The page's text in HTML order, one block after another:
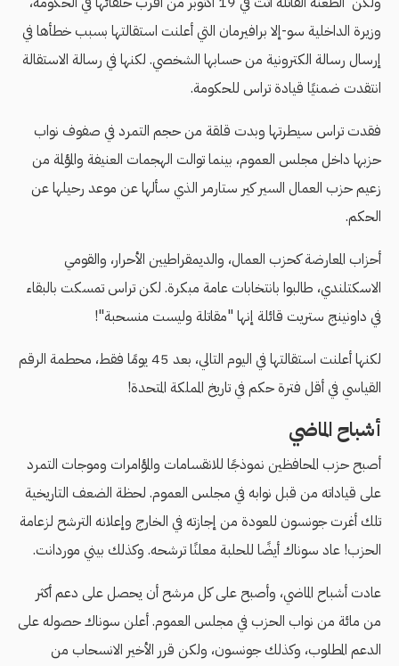
وزيرة الداخلية سو-إلا برافيرمان التي أعلنت استقالتها بسبب خطأها في
إرسال رسالة الكترونية من حسابها الشخصي. لكنها في رسالة الاستقالة
انتقدت ضمنيًا قيادة تراس للحكومة.
فقدت تراس سيطرتها وبدت قلقة من حجم التمرد في صفوف نواب
حزبها داخل مجلس العموم، بينما توالت الهجمات العنيفة والمؤلمة من
زعيم حزب العمال السير كير ستارمر الذي سألها عن موعد رحيلها عن
الحكم.
أحزاب المعارضة كحزب العمال، والديمقراطيين الأحرار، والقومي
الاسكتلندي، طالبوا بانتخابات عامة مبكرة. لكن تراس تمسكت بالبقاء
في داونينج ستريت قائلة إنها "مقاتلة وليست منسحبة"!
لكنها أعلنت استقالتها في اليوم التالي، بعد 45 يومًا فقط، محطمة الرقم
القياسي في أقل فترة حكم في تاريخ المملكة المتحدة!
أشباح الماضي
أصبح حزب المحافظين نموذجًا للانقسامات والمؤامرات وموجات التمرد
على قياداته من قبل نوابه في مجلس العموم. لحظة الضعف التاريخية
تلك أغرت جونسون للعودة من إجازته في الخارج وإعلانه الترشح لزعامة
الحزب! عاد سوناك أيضًا للحلبة معلنًا ترشحه. وكذلك بيني موردانت.
عادت أشباح الماضي، وأصبح على كل مرشح أن يحصل على دعم أكثر
من مائة من نواب الحزب في مجلس العموم. أعلن سوناك حصوله على
الدعم المطلوب، وكذلك جونسون، ولكن قرر الأخير الانسحاب من